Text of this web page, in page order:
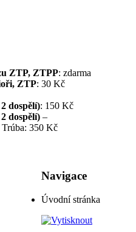
ZTP, ZTPP: zdarma
ZTP: 30 Kč
dospělí): 150 Kč
dospělí) –
350 Kč
Navigace
Úvodní stránka